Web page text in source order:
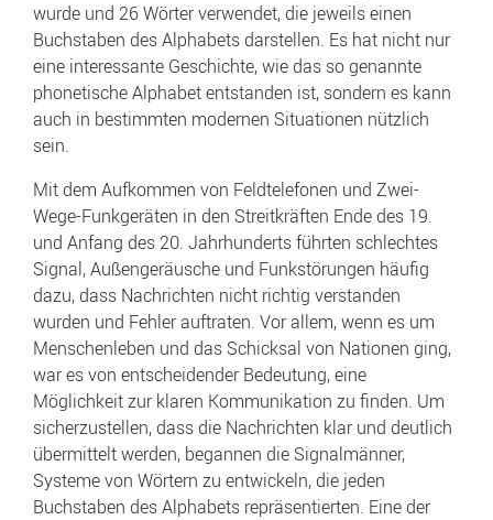
wurde und 26 Wörter verwendet, die jeweils einen
Buchstaben des Alphabets darstellen. Es hat nicht nur
eine interessante Geschichte, wie das so genannte
phonetische Alphabet entstanden ist, sondern es kann
auch in bestimmten modernen Situationen nützlich
sein.
Mit dem Aufkommen von Feldtelefonen und Zwei-
Wege-Funkgeräten in den Streitkräften Ende des 19.
und Anfang des 20. Jahrhunderts führten schlechtes
Signal, Außengeräusche und Funkstörungen häufig
dazu, dass Nachrichten nicht richtig verstanden
wurden und Fehler auftraten. Vor allem, wenn es um
Menschenleben und das Schicksal von Nationen ging,
war es von entscheidender Bedeutung, eine
Möglichkeit zur klaren Kommunikation zu finden. Um
sicherzustellen, dass die Nachrichten klar und deutlich
übermittelt werden, begannen die Signalmänner,
Systeme von Wörtern zu entwickeln, die jeden
Buchstaben des Alphabets repräsentierten. Eine der